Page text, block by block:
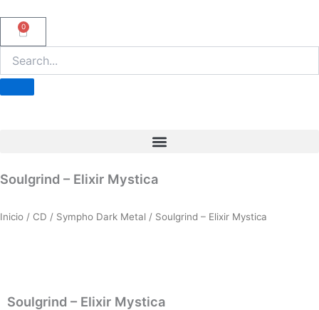
0
Carrito
Soulgrind – Elixir Mystica
Inicio / CD / Sympho Dark Metal / Soulgrind – Elixir Mystica
Soulgrind – Elixir Mystica